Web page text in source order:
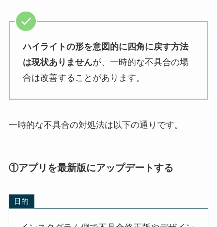
ハイライトの形を意図的に四角に戻す方法
は現状ありませんが、 一時的な不具合の場
合は改善することがあります。
一時的な不具合の対処法は以下の通りです。
①アプリを最新版にアップデートする
目的